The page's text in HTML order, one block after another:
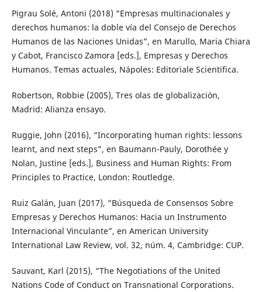
Pigrau Solé, Antoni (2018) “Empresas multinacionales y
derechos humanos: la doble vía del Consejo de Derechos
Humanos de las Naciones Unidas”, en Marullo, Maria Chiara
y Cabot, Francisco Zamora [eds.], Empresas y Derechos
Humanos. Temas actuales, Nápoles: Editoriale Scientifica.
Robertson, Robbie (2005), Tres olas de globalización,
Madrid: Alianza ensayo.
Ruggie, John (2016), “Incorporating human rights: lessons
learnt, and next steps”, en Baumann-Pauly, Dorothée y
Nolan, Justine [eds.], Business and Human Rights: From
Principles to Practice, London: Routledge.
Ruiz Galán, Juan (2017), “Búsqueda de Consensos Sobre
Empresas y Derechos Humanos: Hacia un Instrumento
Internacional Vinculante”, en American University
International Law Review, vol. 32, núm. 4, Cambridge: CUP.
Sauvant, Karl (2015), “The Negotiations of the United
Nations Code of Conduct on Transnational Corporations.